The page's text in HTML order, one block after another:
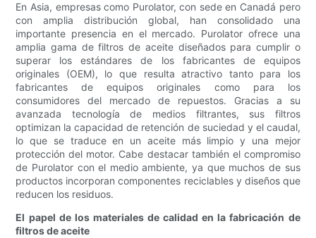
En Asia, empresas como Purolator, con sede en Canadá pero
con amplia distribución global, han consolidado una
importante presencia en el mercado. Purolator ofrece una
amplia gama de filtros de aceite diseñados para cumplir o
superar los estándares de los fabricantes de equipos
originales (OEM), lo que resulta atractivo tanto para los
fabricantes de equipos originales como para los
consumidores del mercado de repuestos. Gracias a su
avanzada tecnología de medios filtrantes, sus filtros
optimizan la capacidad de retención de suciedad y el caudal,
lo que se traduce en un aceite más limpio y una mejor
protección del motor. Cabe destacar también el compromiso
de Purolator con el medio ambiente, ya que muchos de sus
productos incorporan componentes reciclables y diseños que
reducen los residuos.
El papel de los materiales de calidad en la fabricación de
filtros de aceite